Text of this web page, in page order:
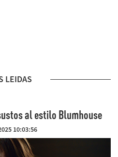
LEIDAS
al estilo Blumhouse
10:03:56